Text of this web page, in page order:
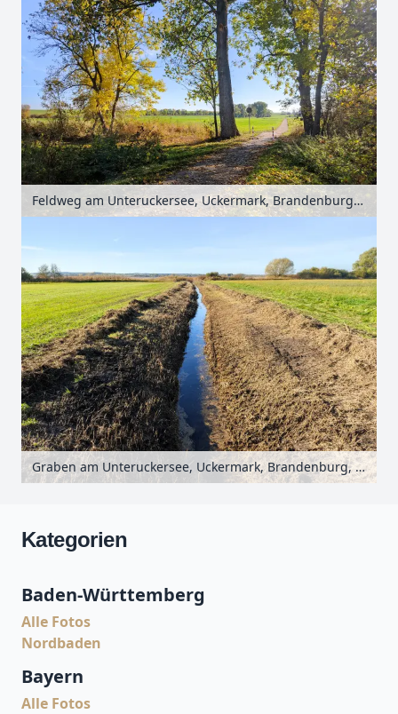
Feldweg am Unteruckersee, Uckermark, Brandenburg, Deutschland
Graben am Unteruckersee, Uckermark, Brandenburg, Deutschland
Kategorien
Baden-Württemberg
Alle Fotos
Nordbaden
Bayern
Alle Fotos